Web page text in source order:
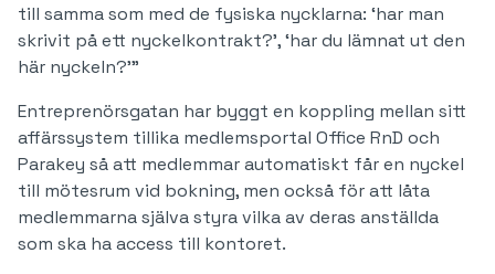
till samma som med de fysiska nycklarna: ‘har man
skrivit på ett nyckelkontrakt?’, ‘har du lämnat ut den
här nyckeln?’”
Entreprenörsgatan har byggt en koppling mellan sitt
affärssystem tillika medlemsportal Office RnD och
Parakey så att medlemmar automatiskt får en nyckel
till mötesrum vid bokning, men också för att låta
medlemmarna själva styra vilka av deras anställda
som ska ha access till kontoret.